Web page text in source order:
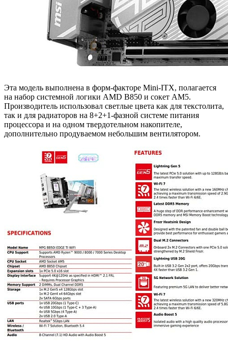
Эта модель выполнена в форм-факторе Mini-ITX, полагается
на набор системной логики AMD B850 и сокет AM5.
Производитель использовал светлые цвета как для текстолита,
так и для радиаторов на 8+2+1-фазной системе питания
процессора и на одном твердотельном накопителе,
дополнительно продуваемом небольшим вентилятором.